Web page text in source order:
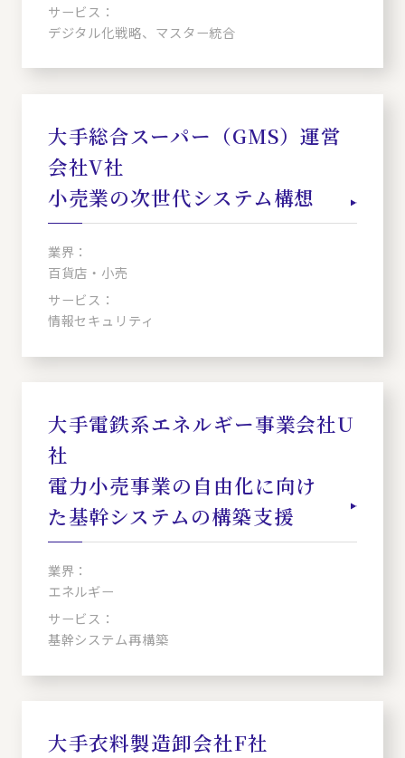
サービス：
デジタル化戦略、マスター統合
大手総合スーパー（GMS）運営
会社V社
小売業の次世代システム構想
業界：
百貨店・小売
サービス：
情報セキュリティ
大手電鉄系エネルギー事業会社U
社
電力小売事業の自由化に向け
た基幹システムの構築支援
業界：
エネルギー
サービス：
基幹システム再構築
大手衣料製造卸会社F社